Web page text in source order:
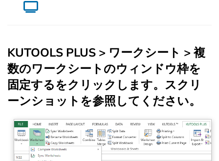
KUTOOLS PLUS > ワークシート >複
数のワークシートのウィンドウ枠を
固定するをクリックします。スクリ
ーンショットを参照してください。